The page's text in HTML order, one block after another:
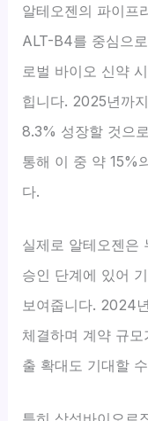
알테오젠의 파이프
ALT-B4를 중심으
로벌 바이오 신약
힙니다. 2025년까
8.3% 성장할 것으
통해 이 중 약 15%
다.
실제로 알테오젠은
승인 단계에 있어
보여줍니다. 2024
체결하며 계약 규
출 확대도 기대할